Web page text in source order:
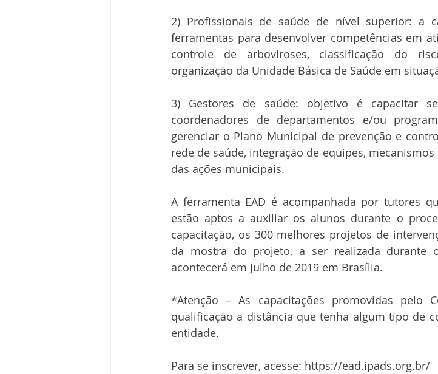
2) Profissionais de saúde de nível superior: a
ferramentas para desenvolver competências em
controle de arboviroses, classificação do
organização da Unidade Básica de Saúde em
3) Gestores de saúde: objetivo é capacitar
coordenadores de departamentos e/ou
gerenciar o Plano Municipal de prevenção e
rede de saúde, integração de equipes,
das ações municipais.
A ferramenta EAD é acompanhada por tutores
estão aptos a auxiliar os alunos durante o
capacitação, os 300 melhores projetos de
da mostra do projeto, a ser realizada durante o
acontecerá em Julho de 2019 em Brasília.
*Atenção – As capacitações promovidas pelo
qualificação a distância que tenha algum tipo de
entidade.
Para se inscrever, acesse: https://ead.ipads.org.br/